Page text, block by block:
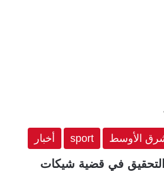
الأوسط sport أخبار
في قضية شيكات